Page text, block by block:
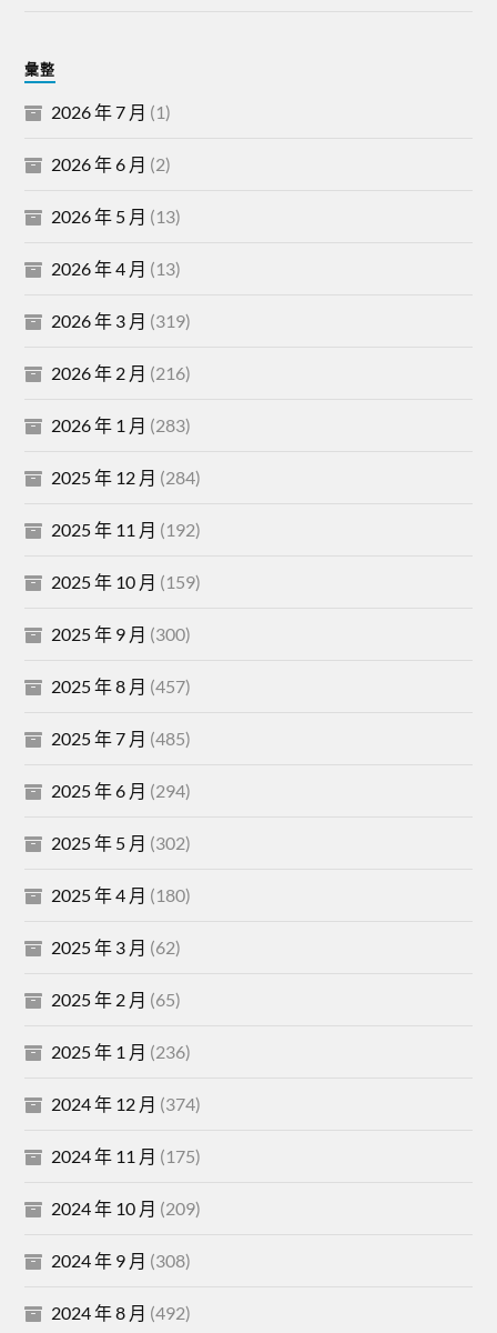
彙整
2026 年 7 月 (1)
2026 年 6 月 (2)
2026 年 5 月 (13)
2026 年 4 月 (13)
2026 年 3 月 (319)
2026 年 2 月 (216)
2026 年 1 月 (283)
2025 年 12 月 (284)
2025 年 11 月 (192)
2025 年 10 月 (159)
2025 年 9 月 (300)
2025 年 8 月 (457)
2025 年 7 月 (485)
2025 年 6 月 (294)
2025 年 5 月 (302)
2025 年 4 月 (180)
2025 年 3 月 (62)
2025 年 2 月 (65)
2025 年 1 月 (236)
2024 年 12 月 (374)
2024 年 11 月 (175)
2024 年 10 月 (209)
2024 年 9 月 (308)
2024 年 8 月 (492)